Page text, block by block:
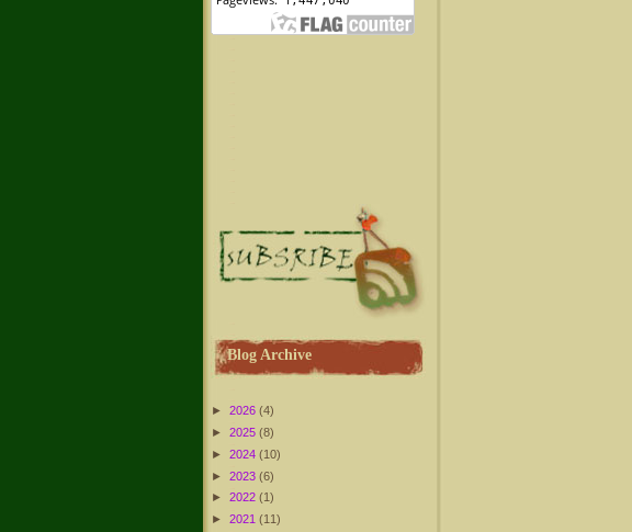
Blog Archive
► 2026 (4)
► 2025 (8)
► 2024 (10)
► 2023 (6)
► 2022 (1)
► 2021 (11)